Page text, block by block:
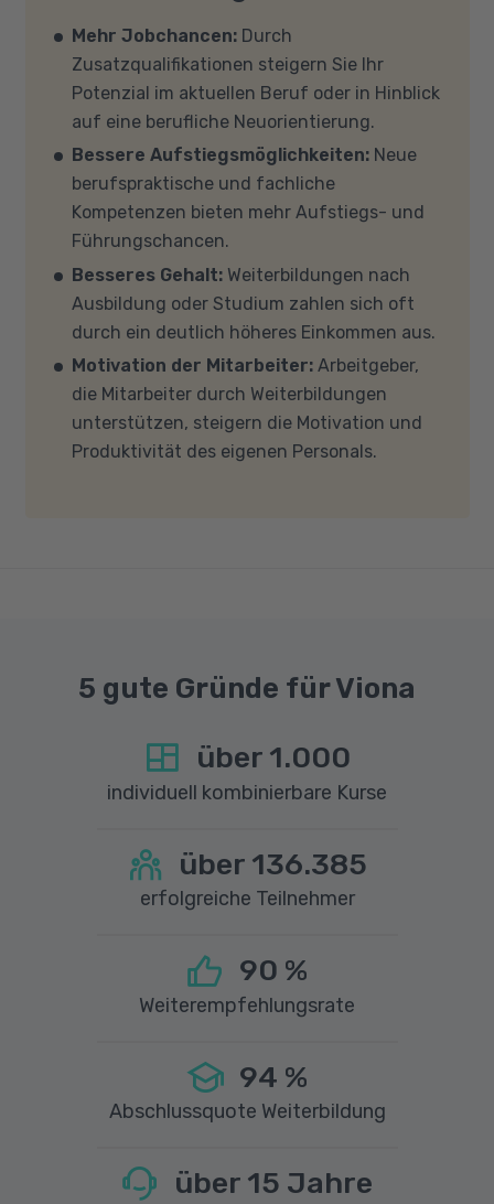
Auf unserer Info-SeiteWelche Förderung ist
für mich die richtige? stellen wir Ihnen
verschiedene Fördermöglichkeiten vor. Sehr
gerne beraten wir Sie auch in einem
persönlichen Gespräch zu diesem Thema.
Verfügung. Falls Sie von zu Hause aus
teilnehmen (mit Zustimmung Ihres
Kostenträgers), sprechen Sie uns an, in den
meisten Fällen können wir Ihnen Leih-
Equipment zur Verfügung stellen. Sollten Sie
mit Ihren eigenen Geräten am Unterricht
teilnehmen, empfehlen wir PCs oder Laptops
mit Windows 10 oder Windows 11, mindestens 8
GB Arbeitsspeicher (RAM) und einem aktuellen
Mehrkern-Prozessor (CPU). Der Unterricht
findet in Microsoft Teams statt. Bitte achten
Sie darauf, dass Ihre Sicherheitsprogramme
und -einstellungen (Anti-Viren-Programme,
Firewalls etc.) die Verbindung mit MS Teams
nicht blockieren. Bitte beachten Sie außerdem,
dass für eine reibungslose Übertragung eine
Mehr Jobchancen: Durch
Zusatzqualifikationen steigern Sie Ihr
Potenzial im aktuellen Beruf oder in Hinblick
auf eine berufliche Neuorientierung.
Bessere Aufstiegsmöglichkeiten: Neue
berufspraktische und fachliche
Kompetenzen bieten mehr Aufstiegs- und
Führungschancen.
Besseres Gehalt: Weiterbildungen nach
Ausbildung oder Studium zahlen sich oft
durch ein deutlich höheres Einkommen aus.
Motivation der Mitarbeiter: Arbeitgeber,
die Mitarbeiter durch Weiterbildungen
unterstützen, steigern die Motivation und
Produktivität des eigenen Personals.
5 gute Gründe für Viona
über 1.000
individuell kombinierbare Kurse
über 136.385
erfolgreiche Teilnehmer
90 %
Weiterempfehlungsrate
94 %
Abschlussquote Weiterbildung
über 15 Jahre